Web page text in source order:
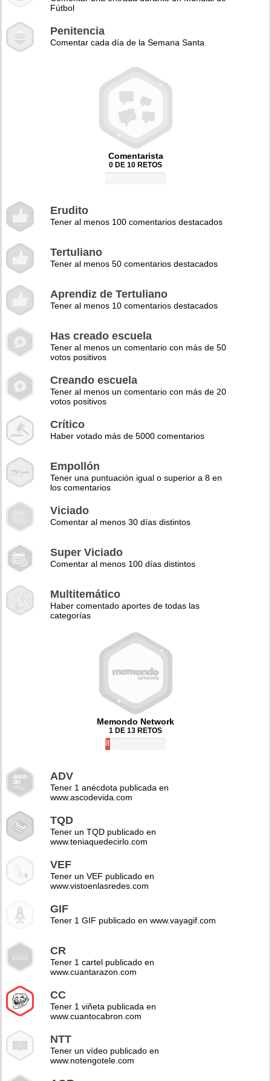
Fútbol
Penitencia
Comentar cada día de la Semana Santa
Comentarista
0 DE 10 RETOS
Erudito
Tener al menos 100 comentarios destacados
Tertuliano
Tener al menos 50 comentarios destacados
Aprendiz de Tertuliano
Tener al menos 10 comentarios destacados
Has creado escuela
Tener al menos un comentario con más de 50
votos positivos
Creando escuela
Tener al menos un comentario con más de 20
votos positivos
Crítico
Haber votado más de 5000 comentarios
Empollón
Tener una puntuación igual o superior a 8 en
los comentarios
Viciado
Comentar al menos 30 días distintos
Super Viciado
Comentar al menos 100 días distintos
Multitemático
Haber comentado aportes de todas las
categorías
Memondo Network
1 DE 13 RETOS
8%
ADV
Tener 1 anécdota publicada en
www.ascodevida.com
TQD
Tener un TQD publicado en
www.teniaquedecirlo.com
VEF
Tener un VEF publicado en
www.vistoenlasredes.com
GIF
Tener 1 GIF publicado en www.vayagif.com
CR
Tener 1 cartel publicado en
www.cuantarazon.com
CC
Tener 1 viñeta publicada en
www.cuantocabron.com
NTT
Tener un vídeo publicado en
www.notengotele.com